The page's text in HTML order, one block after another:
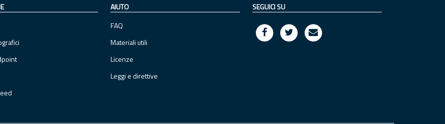
AIUTO
FAQ
Materiali utili
Licenze
Leggi e direttive
SEGUICI SU